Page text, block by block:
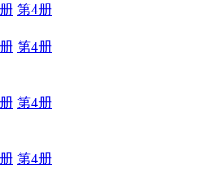
第4册
第4册
第4册
第4册